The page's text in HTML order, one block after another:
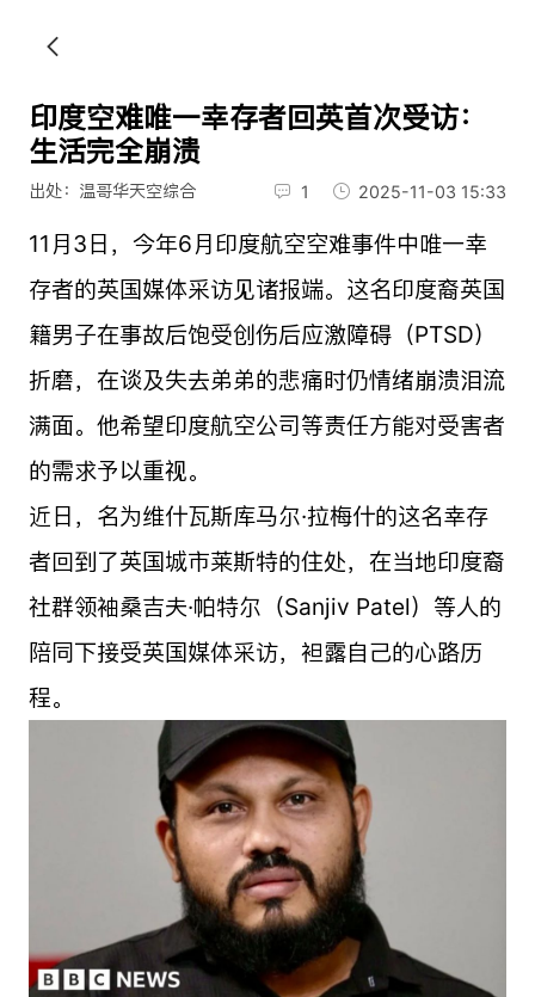
印度空难唯一幸存者回英首次受访：
生活完全崩溃
出处：温哥华天空综合 1 2025-11-03 15:33
11月3日，今年6月印度航空空难事件中唯一幸
存者的英国媒体采访见诸报端。这名印度裔英国
籍男子在事故后饱受创伤后应激障碍（PTSD）
折磨，在谈及失去弟弟的悲痛时仍情绪崩溃泪流
满面。他希望印度航空公司等责任方能对受害者
的需求予以重视。
近日，名为维什瓦斯库马尔·拉梅什的这名幸存
者回到了英国城市莱斯特的住处，在当地印度裔
社群领袖桑吉夫·帕特尔（Sanjiv Patel）等人的
陪同下接受英国媒体采访，袒露自己的心路历
程。